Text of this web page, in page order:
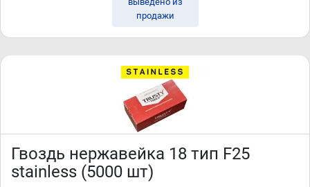
продажи
Гвоздь нержавейка 18 тип F25
stainless (5000 шт)